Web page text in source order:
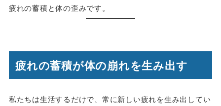
疲れの蓄積と体の歪みです。
疲れの蓄積が体の崩れを生み出す
私たちは生活するだけで、常に新しい疲れを生み出してい